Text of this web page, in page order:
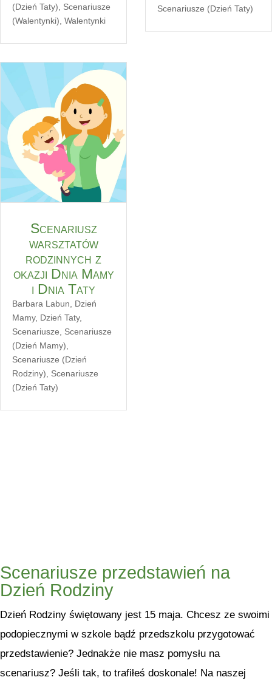
(Dzień Taty)
Scenariusze
(Walentynki) Walentynki
Scenariusze (Dzień Taty)
Scenariusz
warsztatów
rodzinnych z
okazji Dnia Mamy
i Dnia Taty
Barbara Labun, Dzień
Mamy, Dzień Taty,
Scenariusze, Scenariusze
(Dzień Mamy),
Scenariusze (Dzień
Rodziny), Scenariusze
(Dzień Taty)
Scenariusze przedstawień na
Dzień Rodziny
Dzień Rodziny świętowany jest 15 maja. Chcesz ze swoimi
podopiecznymi w szkole bądź przedszkolu przygotować
przedstawienie? Jednakże nie masz pomysłu na
scenariusz? Jeśli tak, to trafiłeś doskonale! Na naszej